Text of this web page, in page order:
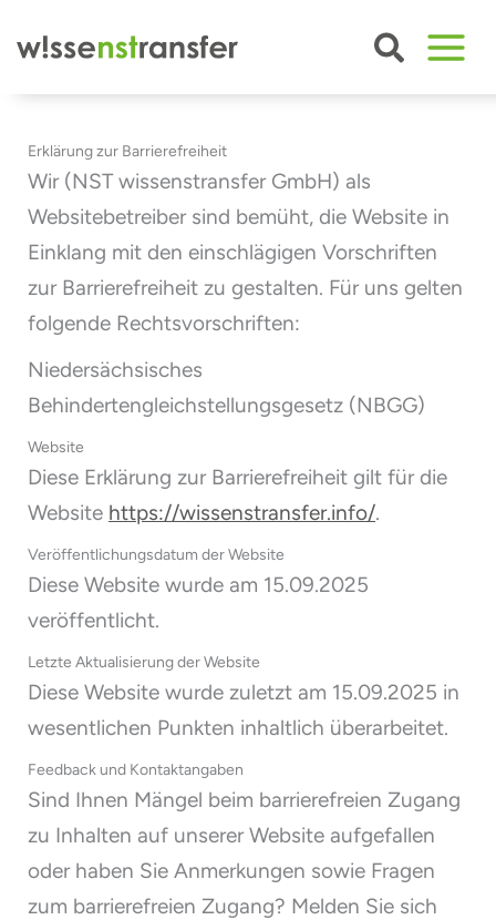
springen
Erklärung zur Barrierefreiheit
Wir (NST wissenstransfer GmbH) als
Websitebetreiber sind bemüht, die Website in
Einklang mit den einschlägigen Vorschriften
zur Barrierefreiheit zu gestalten. Für uns gelten
folgende Rechtsvorschriften:
Niedersächsisches
Behindertengleichstellungsgesetz (NBGG)
Website
Diese Erklärung zur Barrierefreiheit gilt für die
Website https://wissenstransfer.info/.
Veröffentlichungsdatum der Website
Diese Website wurde am 15.09.2025
veröffentlicht.
Letzte Aktualisierung der Website
Diese Website wurde zuletzt am 15.09.2025 in
wesentlichen Punkten inhaltlich überarbeitet.
Feedback und Kontaktangaben
Sind Ihnen Mängel beim barrierefreien Zugang
zu Inhalten auf unserer Website aufgefallen
oder haben Sie Anmerkungen sowie Fragen
zum barrierefreien Zugang? Melden Sie sich